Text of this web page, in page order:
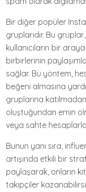
Bir diğer popüler
gruplarıdır. Bu
kullanıcıların bir
birbirlerinin
sağlar. Bu yöntem,
beğeni almasına
gruplarına
oluştuğundan emin
veya sahte
Bunun yanı sıra,
artışında etkili bir
paylaşarak, onların
takipçiler